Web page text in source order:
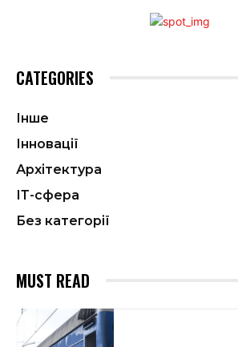
CATEGORIES
Інше
Інновації
Архітектура
ІТ-сфера
Без категорії
MUST READ